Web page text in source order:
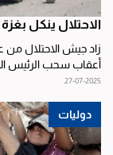
الاحتلال ينكل
زاد جيش الاحتلال من
أعقاب سحب الرئيس
27-07-2025
دوليات